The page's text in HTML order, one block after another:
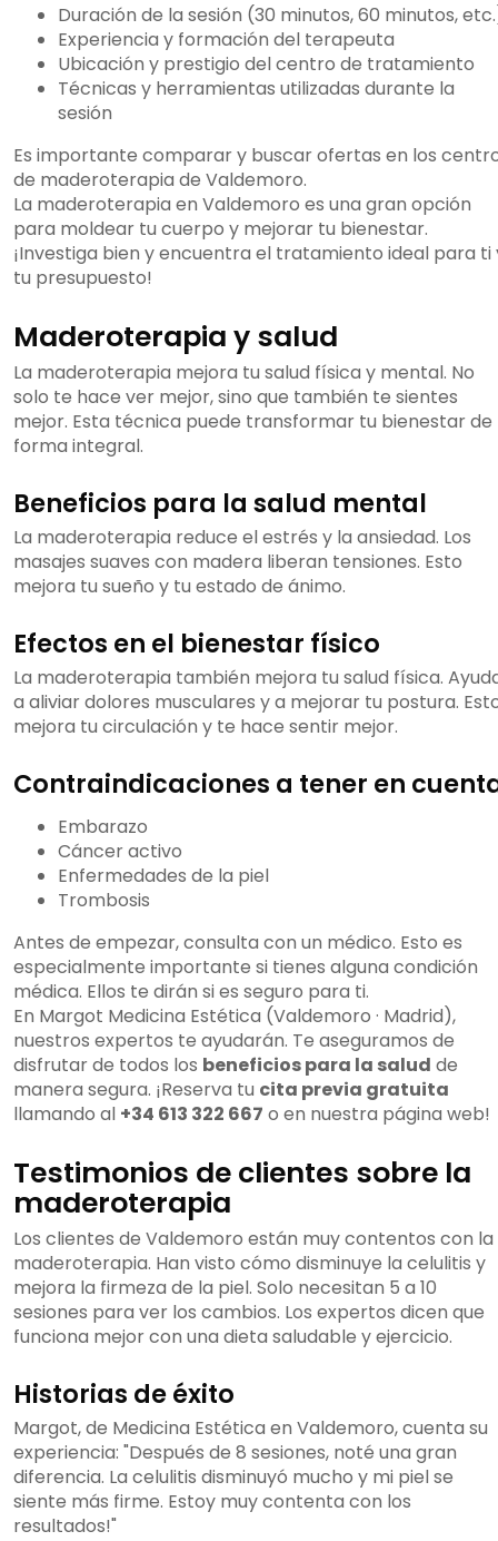
Duración de la sesión (30 minutos, 60 minutos,
Experiencia y formación del terapeuta
Ubicación y prestigio del centro de tratamiento
Técnicas y herramientas utilizadas durante la
sesión
Es importante comparar y buscar ofertas en los
de maderoterapia de Valdemoro.
La maderoterapia en Valdemoro es una gran opción
para moldear tu cuerpo y mejorar tu bienestar.
¡Investiga bien y encuentra el tratamiento ideal para ti
tu presupuesto!
Maderoterapia y salud
La maderoterapia mejora tu salud física y mental. No
solo te hace ver mejor, sino que también te sientes
mejor. Esta técnica puede transformar tu bienestar de
forma integral.
Beneficios para la salud mental
La maderoterapia reduce el estrés y la ansiedad. Los
masajes suaves con madera liberan tensiones. Esto
mejora tu sueño y tu estado de ánimo.
Efectos en el bienestar físico
La maderoterapia también mejora tu salud física.
a aliviar dolores musculares y a mejorar tu postura.
mejora tu circulación y te hace sentir mejor.
Contraindicaciones a tener en
Embarazo
Cáncer activo
Enfermedades de la piel
Trombosis
Antes de empezar, consulta con un médico. Esto es
especialmente importante si tienes alguna condición
médica. Ellos te dirán si es seguro para ti.
En Margot Medicina Estética (Valdemoro · Madrid),
nuestros expertos te ayudarán. Te aseguramos de
disfrutar de todos los beneficios para la salud de
manera segura. ¡Reserva tu cita previa gratuita
llamando al +34 613 322 667 o en nuestra página web!
Testimonios de clientes sobre la
maderoterapia
Los clientes de Valdemoro están muy contentos con la
maderoterapia. Han visto cómo disminuye la celulitis y
mejora la firmeza de la piel. Solo necesitan 5 a 10
sesiones para ver los cambios. Los expertos dicen que
funciona mejor con una dieta saludable y ejercicio.
Historias de éxito
Margot, de Medicina Estética en Valdemoro, cuenta su
experiencia: "Después de 8 sesiones, noté una gran
diferencia. La celulitis disminuyó mucho y mi piel se
siente más firme. Estoy muy contenta con los
resultados!"